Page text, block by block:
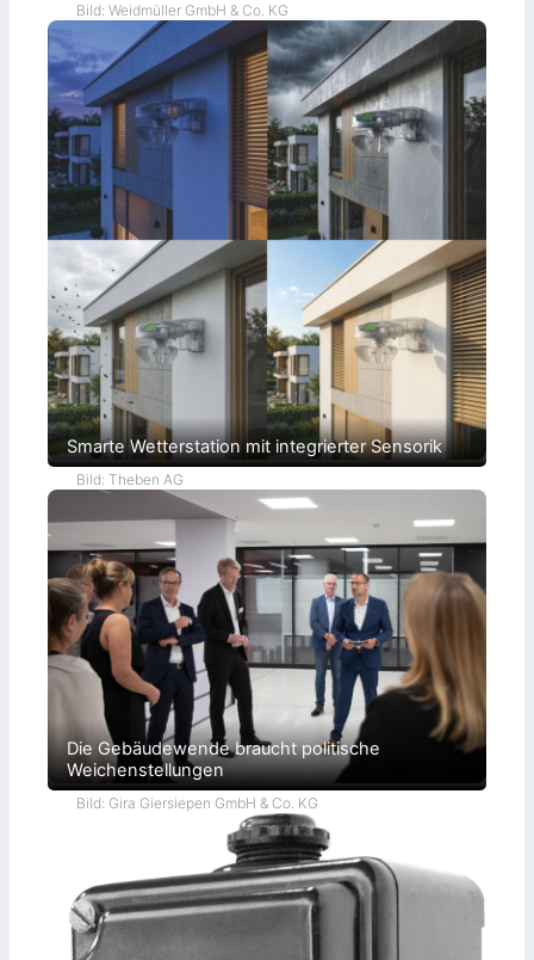
Bild: Weidmüller GmbH & Co. KG
Smarte Wetterstation mit integrierter Sensorik
Bild: Theben AG
Die Gebäudewende braucht politische
Weichenstellungen
Bild: Gira Giersiepen GmbH & Co. KG